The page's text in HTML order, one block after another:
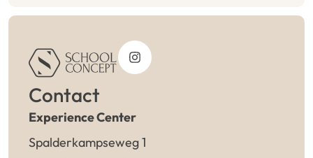
Contact
Experience Center
Spalderkampseweg 1